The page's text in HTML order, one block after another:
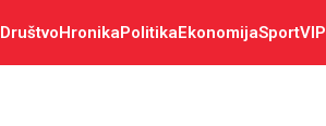
DruštvoHronikaPolitikaEkonomijaSportVIP